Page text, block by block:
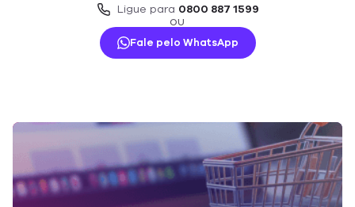
Ligue para 0800 887 1599
OU
Fale pelo WhatsApp